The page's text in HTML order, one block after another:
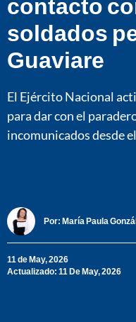
soldados
Guaviare
El Ejército Nacional
para dar con el
incomunicados desde
Por: María Paula
11 de May, 2026
Actualizado: 11 De May, 2026